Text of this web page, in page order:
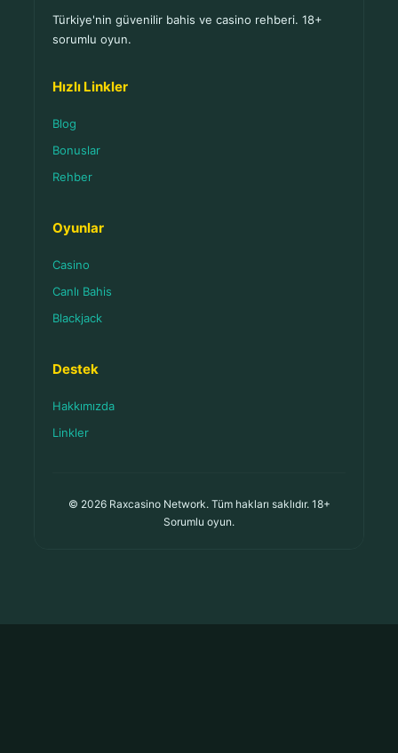
Türkiye'nin güvenilir bahis ve casino rehberi. 18+
sorumlu oyun.
Hızlı Linkler
Blog
Bonuslar
Rehber
Oyunlar
Casino
Canlı Bahis
Blackjack
Destek
Hakkımızda
Linkler
© 2026 Raxcasino Network. Tüm hakları saklıdır. 18+
Sorumlu oyun.